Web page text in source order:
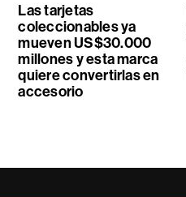
Las tarjetas
coleccionables ya
mueven US$30.000
millones y esta marca
quiere convertirlas en
accesorio